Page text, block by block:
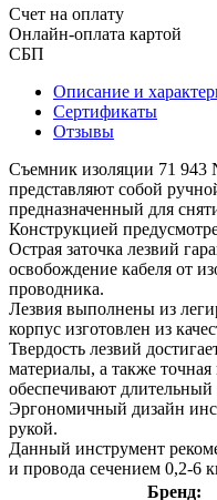
Счет на оплату
Онлайн-оплата картой
СБП
Описание и
Сертификаты
Отзывы
Съемник изоляции 71 943
представляют собой
предназначенный для
Конструкцией
Острая заточка лезвий
освобождение кабеля от
проводника.
Лезвия выполнены из
корпус изготовлен из
Твердость лезвий
материалы, а также
обеспечивают длительный
Эргономичный дизайн
рукой.
Данный инструмент
и провода сечением 0,2-6
Бренд: